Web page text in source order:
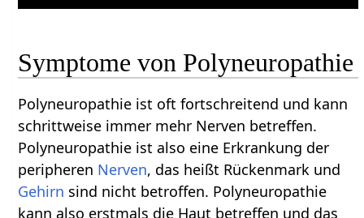
Symptome von Polyneuropathie
Polyneuropathie ist oft fortschreitend und kann
schrittweise immer mehr Nerven betreffen.
Polyneuropathie ist also eine Erkrankung der
peripheren Nerven, das heißt Rückenmark und
Gehirn sind nicht betroffen. Polyneuropathie
kann also erstmals die Haut betreffen und das